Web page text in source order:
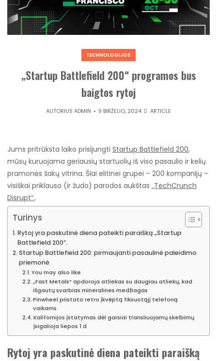
TECHNOLOGIJOS
„Startup Battlefield 200“ programos bus
baigtos rytoj
AUTORIUSADMIN 9 BIRŽELIO, 2024 ARTICLE
Jums pritrūksta laiko prisijungti Startup Battlefield 200,
mūsų kuruojama geriausių startuolių iš viso pasaulio ir kelių
pramonės šakų vitrina. Šiai elitinei grupei – 200 kompanijų –
visiškai priklauso (ir žudo) parodos aukštas „TechCrunch
Disrupt“..
Turinys
Rytoj yra paskutinė diena pateikti paraišką „Startup
Battlefield 200“.
Startup Battlefield 200: pirmaujanti pasaulinė paleidimo
priemonė
You may also like
„Fast Metals“ apdoroja atliekas su daugiau atliekų, kad
išgautų svarbias mineralines medžiagas
Pinwheel pristato retro įkvėptą fiksuotąjį telefoną
vaikams
Kalifornijos įstatymas dėl garsiai transliuojamų skelbimų
įsigalioja liepos 1 d
Rytoj yra paskutinė diena pateikti paraišką